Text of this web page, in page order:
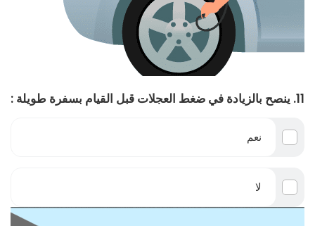
11. ينصح بالزيادة في ضغط العجلات قبل القيام بسفرة طويلة :
نعم
لا